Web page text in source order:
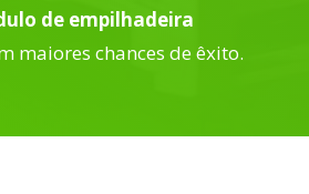
de empilhadeira
maiores chances de êxito.